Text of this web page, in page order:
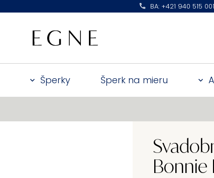
BA: +421 940 515 001
Šperky Šperk na mieru
Bonnie